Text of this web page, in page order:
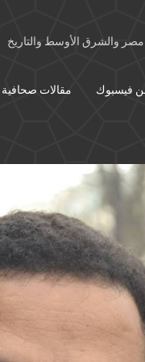
والشرق الأوسط والتاريخ
مقالات صحافية فيسبوك